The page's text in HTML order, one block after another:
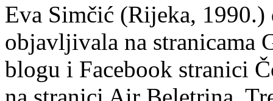
Eva Simčić (Rijeka, 1990.)
objavljivala na stranicama
blogu i Facebook stranici